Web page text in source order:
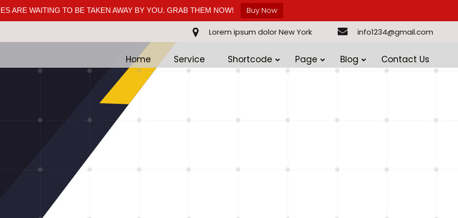
ARE WAITING TO BE TAKEN AWAY BY YOU. GRAB THEM NOW!
Buy Now
Lorem ipsum dolor New York info1234@gmail.com
Home Service Shortcode Page Blog Contact Us